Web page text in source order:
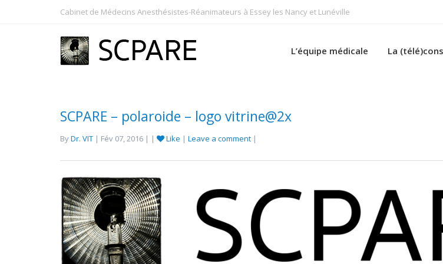
Cabinet de Médecins Anesthésistes-Réanimateurs à Essey les Nancy et Lunéville
L’équipe médicale La
SCPARE – polaroide – logo vitrine@2x
ByDr. VIT | Fév 07, 2016 | | Like | Leave a comment |